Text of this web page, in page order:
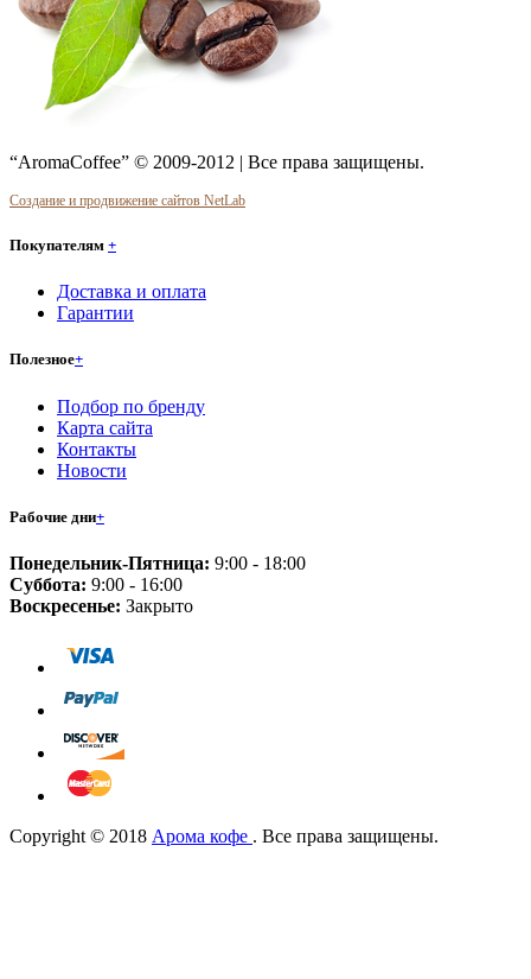
“AromaCoffee” © 2009-2012 | Все права защищены.
Создание и продвижение сайтов NetLab
Покупателям +
Доставка и оплата
Гарантии
Полезное+
Подбор по бренду
Карта сайта
Контакты
Новости
Рабочие дни+
Понедельник-Пятница: 9:00 - 18:00
Суббота: 9:00 - 16:00
Воскресенье: Закрыто
Copyright © 2018 Арома кофе . Все права защищены.